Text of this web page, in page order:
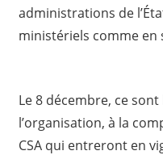
administrations de
ministériels comme
Le 8 décembre, ce
l’organisation, à la
CSA qui entreront en